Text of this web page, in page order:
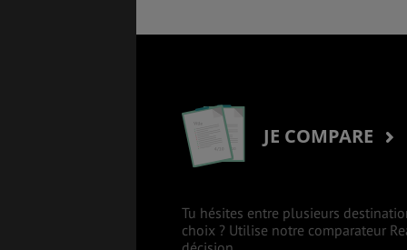
JE COMPARE
Tu hésites entre plusieurs
choix ? Utilise notre comparateur